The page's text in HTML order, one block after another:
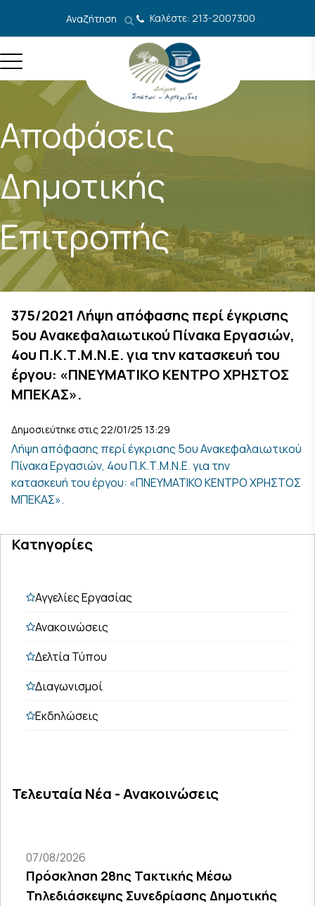
Αναζήτηση Καλέστε: 213-2007300
Αποφάσεις
Δημοτικής
Επιτροπής
375/2021 Λήψη απόφασης περί έγκρισης
5ου Ανακεφαλαιωτικού Πίνακα Εργασιών,
4ου Π.Κ.Τ.Μ.Ν.Ε. για την κατασκευή του
έργου: «ΠΝΕΥΜΑΤΙΚΟ ΚΕΝΤΡΟ ΧΡΗΣΤΟΣ
ΜΠΕΚΑΣ».
Δημοσιεύτηκε στις 22/01/25 13:29
Λήψη απόφασης περί έγκρισης 5ου Ανακεφαλαιωτικού
Πίνακα Εργασιών, 4ου Π.Κ.Τ.Μ.Ν.Ε. για την
κατασκευή του έργου: «ΠΝΕΥΜΑΤΙΚΟ ΚΕΝΤΡΟ ΧΡΗΣΤΟΣ
ΜΠΕΚΑΣ».
Κατηγορίες
Αγγελίες Εργασίας
Ανακοινώσεις
Δελτία Τύπου
Διαγωνισμοί
Εκδηλώσεις
Τελευταία Νέα - Ανακοινώσεις
07/08/2026
Πρόσκληση 28ης Τακτικής Μέσω
Τηλεδιάσκεψης Συνεδρίασης Δημοτικής